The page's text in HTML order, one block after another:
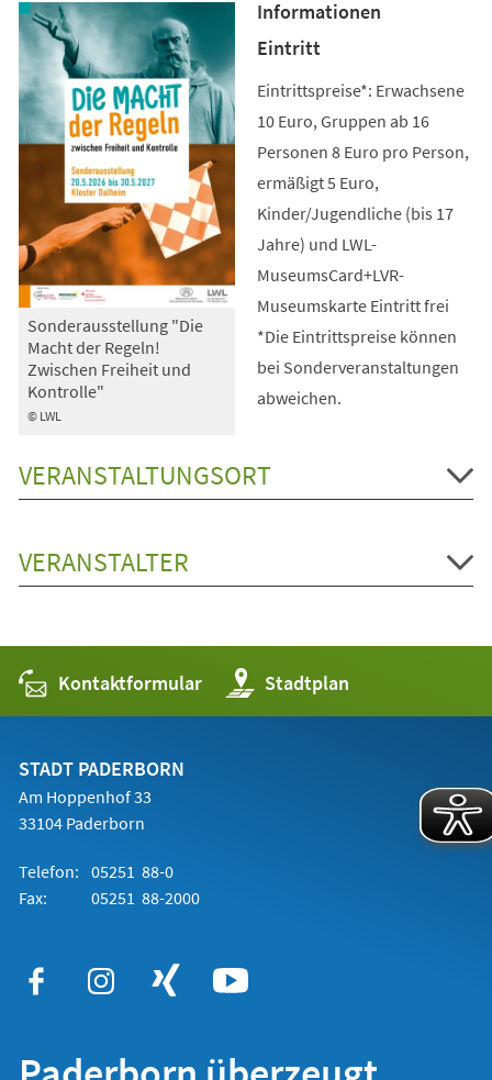
© LWL
Sonderausstellung "Die
Macht der Regeln!
Zwischen Freiheit und
Kontrolle"
Informationen
Eintritt
Eintrittspreise*: Erwachsene
10 Euro, Gruppen ab 16
Personen 8 Euro pro Person,
ermäßigt 5 Euro,
Kinder/Jugendliche (bis 17
Jahre) und LWL-
MuseumsCard+LVR-
Museumskarte Eintritt frei
*Die Eintrittspreise können
bei Sonderveranstaltungen
abweichen.
VERANSTALTUNGSORT
VERANSTALTER
Kontaktformular Stadtplan
(Öffnet
in
einem
STADT PADERBORN
Am Hoppenhof 33
33104 Paderborn
Telefon: 05251 88-0
Fax:
05251 88-2000